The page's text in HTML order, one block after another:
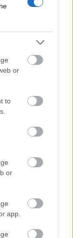
or
to
or
app.
i Petter Northugs
Ski
to renn på
det 35
Søndag 17.
10-kilometer
renn før
15 renn